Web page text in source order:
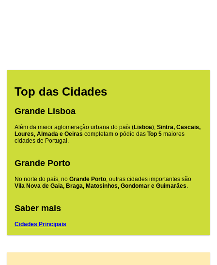
Top das Cidades
Grande Lisboa
Além da maior aglomeração urbana do país (Lisboa), Sintra, Cascais,
Loures, Almada e Oeiras completam o pódio das Top 5 maiores
cidades de Portugal.
Grande Porto
No norte do país, no Grande Porto, outras cidades importantes são
Vila Nova de Gaia, Braga, Matosinhos, Gondomar e Guimarães.
Saber mais
Cidades Principais